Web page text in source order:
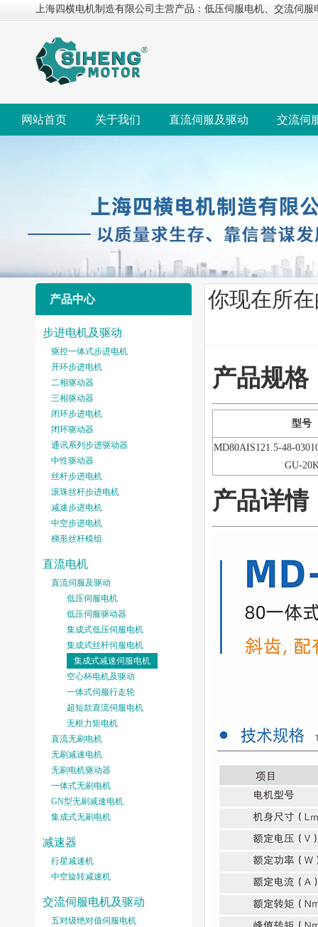
上海四横电机制造有限公司主营产品：低压伺服电机、交流伺
网站首页 关于我们 直流伺服及驱动 交流伺
产品中心
步进电机及驱动
驱控一体式步进电机
开环步进电机
二相驱动器
三相驱动器
闭环步进电机
闭环驱动器
通讯系列步进驱动器
中性驱动器
丝杆步进电机
滚珠丝杆步进电机
减速步进电机
中空步进电机
梯形丝杆模组
直流电机
直流伺服及驱动
低压伺服电机
低压伺服驱动器
集成式低压伺服电机
集成式丝杆伺服电机
集成式减速伺服电机
空心杯电机及驱动
一体式伺服行走轮
超短款直流伺服电机
无框力矩电机
直流无刷电机
无刷减速电机
无刷电机驱动器
一体式无刷电机
GN型无刷减速电机
集成式无刷电机
减速器
行星减速机
中空旋转减速机
交流伺服电机及驱动
五对级绝对值伺服电机
你现在所
产品规格
型号
MD80AIS121.5-48-
GU-
产品详情